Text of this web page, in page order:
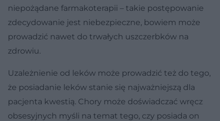
niepożądane farmakoterapii – takie postępowanie
zdecydowanie jest niebezpieczne, bowiem może
prowadzić nawet do trwałych uszczerbków na
zdrowiu.
Uzależnienie od leków może prowadzić też do tego,
że posiadanie leków stanie się najważniejszą dla
pacjenta kwestią. Chory może doświadczać wręcz
obsesyjnych myśli na temat tego, czy posiada on